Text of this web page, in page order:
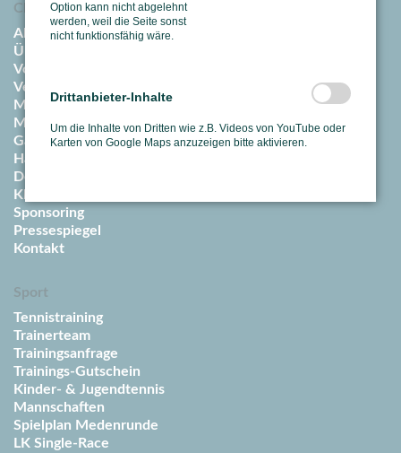
Club
Aktuelles
Über uns
Vorstand
Vereinssatzung & Ordnungen
Mitgliedschaft
Mitglied werden
Gäste
Hallenpreise / Abos
Downloadcenter
Klimaschutz
Sponsoring
Pressespiegel
Kontakt
Sport
Tennistraining
Trainerteam
Trainingsanfrage
Trainings-Gutschein
Kinder- & Jugendtennis
Mannschaften
Spielplan Medenrunde
LK Single-Race
Option kann nicht abgelehnt
werden, weil die Seite sonst
nicht funktionsfähig wäre.
Drittanbieter-Inhalte
Um die Inhalte von Dritten wie z.B. Videos von YouTube oder
Karten von Google Maps anzuzeigen bitte aktivieren.